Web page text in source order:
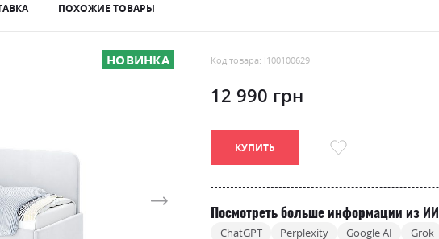
ПОХОЖИЕ ТОВАРЫ
НОВИНКА Код товара: l100100629
12 990 грн
КУПИТЬ
Посмотреть больше информации из ИИ
ChatGPT Perplexity Google AI Grok